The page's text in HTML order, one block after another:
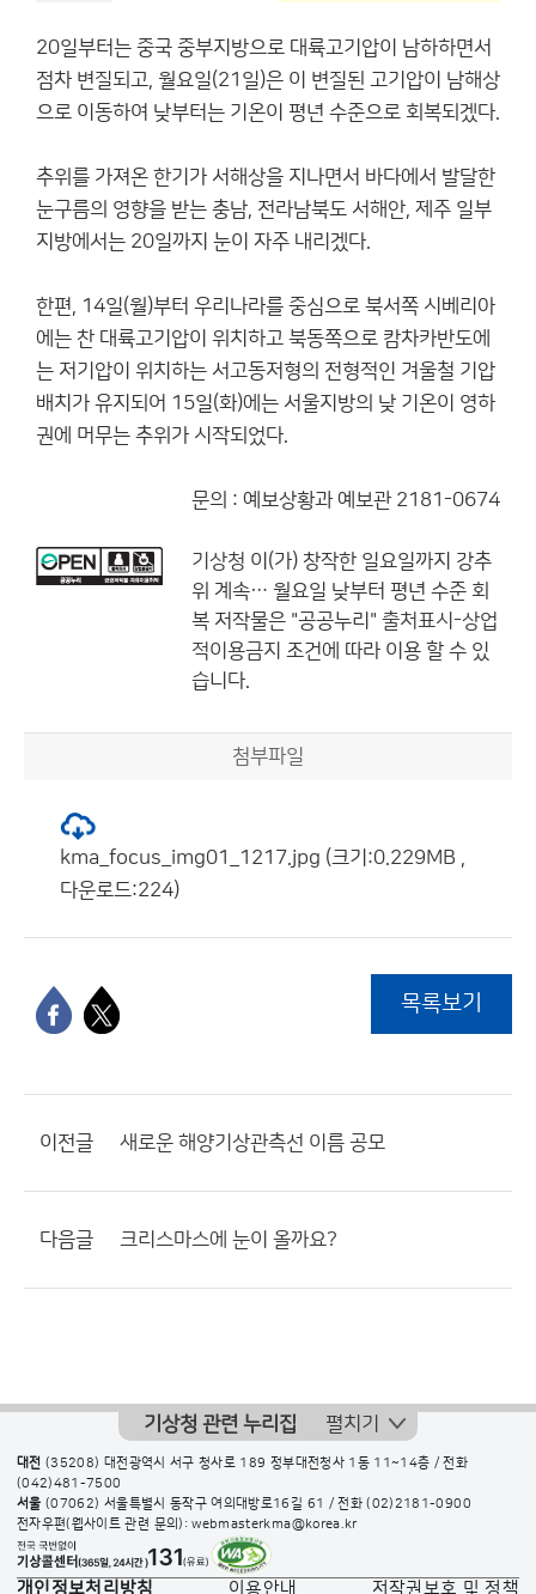
20일부터는 중국 중부지방으로 대륙고기압이 남하하면서
점차 변질되고, 월요일(21일)은 이 변질된 고기압이 남해상
으로 이동하여 낮부터는 기온이 평년 수준으로 회복되겠다.
추위를 가져온 한기가 서해상을 지나면서 바다에서 발달한
눈구름의 영향을 받는 충남, 전라남북도 서해안, 제주 일부
지방에서는 20일까지 눈이 자주 내리겠다.
한편, 14일(월)부터 우리나라를 중심으로 북서쪽 시베리아
에는 찬 대륙고기압이 위치하고 북동쪽으로 캄차카반도에
는 저기압이 위치하는 서고동저형의 전형적인 겨울철 기압
배치가 유지되어 15일(화)에는 서울지방의 낮 기온이 영하
권에 머무는 추위가 시작되었다.
문의 : 예보상황과 예보관 2181-0674
기상청 이(가) 창작한 일요일까지 강추
위 계속… 월요일 낮부터 평년 수준 회
복 저작물은 "공공누리" 출처표시-상업
적이용금지 조건에 따라 이용 할 수 있
습니다.
첨부파일
kma_focus_img01_1217.jpg (크기:0.229MB ,
다운로드:224)
목록보기
이전글 새로운 해양기상관측선 이름 공모
다음글 크리스마스에 눈이 올까요?
기상청 관련 누리집 펼치기
대전 (35208) 대전광역시 서구 청사로 189 정부대전청사 1동 11~14층 / 전화
(042)481-7500
서울 (07062) 서울특별시 동작구 여의대방로16길 61 / 전화(02)2181-0900
전자우편(웹사이트 관련 문의): webmasterkma@korea.kr
개인정보처리방침 이용안내 저작권보호 및 정책